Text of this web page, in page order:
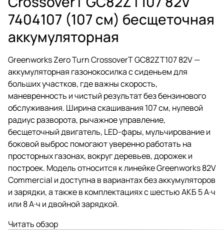
7404107 (107 см) бесщеточная
аккумуляторная
Greenworks Zero Turn CrossoverT GC82ZT107 82V —
аккумуляторная газонокосилка с сиденьем для
больших участков, где важны скорость,
маневренность и чистый результат без бензинового
обслуживания. Ширина скашивания 107 см, нулевой
радиус разворота, рычажное управление,
бесщеточный двигатель, LED-фары, мульчирование и
боковой выброс помогают уверенно работать на
просторных газонах, вокруг деревьев, дорожек и
построек. Модель относится к линейке Greenworks 82V
Commercial и доступна в вариантах без аккумуляторов
и зарядки, а также в комплектациях с шестью АКБ 5 А·ч
или 8 А·ч и двойной зарядкой.
Читать обзор